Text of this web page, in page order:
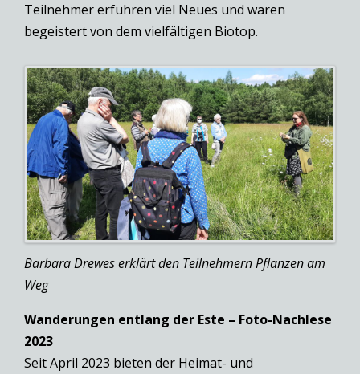
Teilnehmer erfuhren viel Neues und waren
begeistert von dem vielfältigen Biotop.
Barbara Drewes erklärt den Teilnehmern Pflanzen am
Weg
Wanderungen entlang der Este – Foto-Nachlese
2023
Seit April 2023 bieten der Heimat- und